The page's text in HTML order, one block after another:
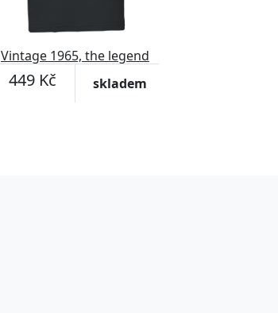
Vintage 1965, the legend
was born
449 Kč skladem